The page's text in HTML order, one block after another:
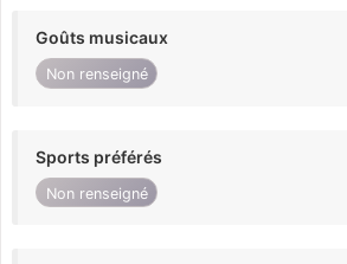
Goûts musicaux
Non renseigné
Sports préférés
Non renseigné